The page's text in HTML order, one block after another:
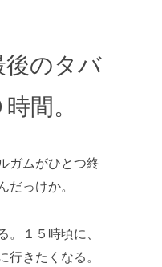
後のタバ
間。
ガムがひとつ終
だっけか。
１５時頃に、
行きたくなる。